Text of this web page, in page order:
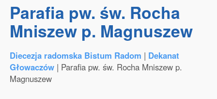
Parafia pw. św. Rocha
Mniszew p. Magnuszew
Diecezja radomska Bistum Radom | Dekanat
Głowaczów | Parafia pw. św. Rocha Mniszew p.
Magnuszew